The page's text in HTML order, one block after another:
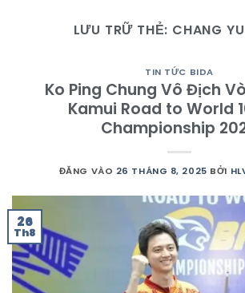
LƯU TRỮ THẺ: CHANG
TIN TỨC BIDA
Ko Ping Chung Vô Địch
Kamui Road to World
Championship
ĐĂNG VÀO 26 THÁNG 8, 2025 BỞI
26
Th8